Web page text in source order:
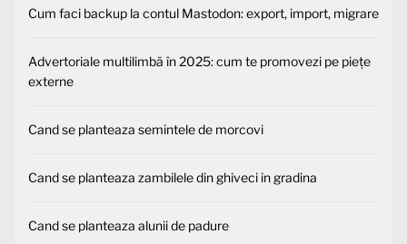
Cum faci backup la contul Mastodon: export, import, migrare
Advertoriale multilimbă în 2025: cum te promovezi pe piețe
externe
Cand se planteaza semintele de morcovi
Cand se planteaza zambilele din ghiveci in gradina
Cand se planteaza alunii de padure